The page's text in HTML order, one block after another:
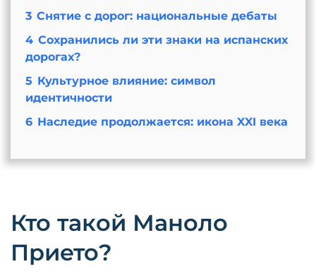
3 Снятие с дорог: национальные дебаты
4 Сохранились ли эти знаки на испанских
дорогах?
5 Культурное влияние: символ
идентичности
6 Наследие продолжается: икона XXI века
Кто такой Маноло
Прието?